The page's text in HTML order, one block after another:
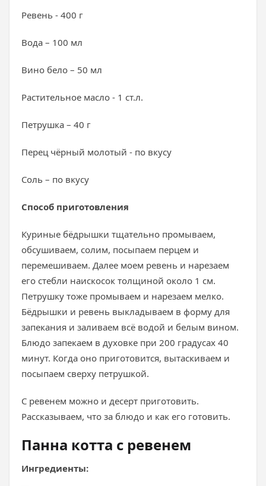
Ревень - 400 г
Вода – 100 мл
Вино бело – 50 мл
Растительное масло - 1 ст.л.
Петрушка – 40 г
Перец чёрный молотый - по вкусу
Соль – по вкусу
Способ приготовления
Куриные бёдрышки тщательно промываем,
обсушиваем, солим, посыпаем перцем и
перемешиваем. Далее моем ревень и нарезаем
его стебли наискосок толщиной около 1 см.
Петрушку тоже промываем и нарезаем мелко.
Бёдрышки и ревень выкладываем в форму для
запекания и заливаем всё водой и белым вином.
Блюдо запекаем в духовке при 200 градусах 40
минут. Когда оно приготовится, вытаскиваем и
посыпаем сверху петрушкой.
С ревенем можно и десерт приготовить.
Рассказываем, что за блюдо и как его готовить.
Панна котта с ревенем
Ингредиенты: